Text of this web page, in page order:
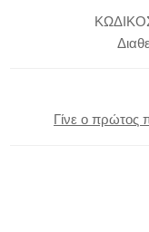
Γίνε ο πρώτος